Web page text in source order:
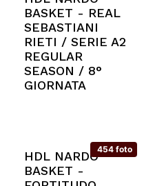
BASKET - REAL
SEBASTIANI
RIETI / SERIE A2
REGULAR
SEASON / 8°
GIORNATA
454 foto
HDL NARDÒ
BASKET -